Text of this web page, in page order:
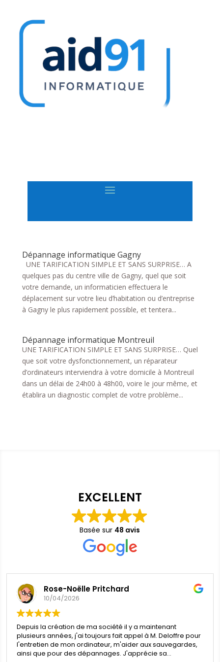
Dépannage informatique Gagny
UNE TARIFICATION SIMPLE ET SANS SURPRISE… A
quelques pas du centre ville de Gagny, quel que soit
votre demande, un informaticien effectuera le
déplacement sur votre lieu d’habitation ou d’entreprise
à Gagny le plus rapidement possible, et tentera...
Dépannage informatique Montreuil
UNE TARIFICATION SIMPLE ET SANS SURPRISE… Quel
que soit votre dysfonctionnement, un réparateur
d’ordinateurs interviendra à votre domicile à Montreuil
dans un délai de 24h00 à 48h00, voire le jour même, et
établira un diagnostic complet de votre problème...
EXCELLENT
Basée sur 48 avis
Rose-Noëlle Pritchard
10/04/2026
Depuis la création de ma société il y a maintenant
plusieurs années, j'ai toujours fait appel à M. Deloffre pour
l'entretien de mon ordinateur, m'aider aux sauvegardes,
ainsi que pour des dépannages. J'apprécie sa